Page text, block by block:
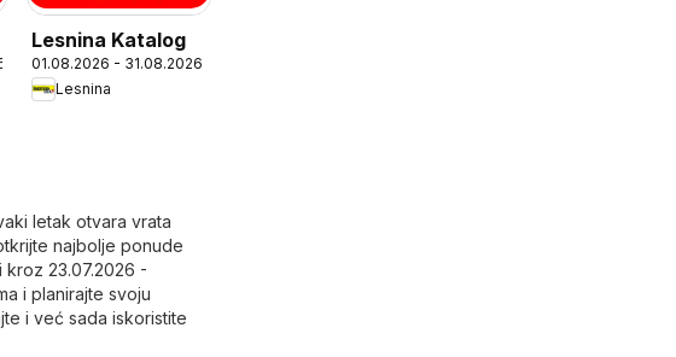
Lesnina Katalog
01.08.2026 - 31.08.2026
Lesnina
letak otvara vrata
najbolje ponude
kroz 23.07.2026 -
i planirajte svoju
i već sada iskoristite